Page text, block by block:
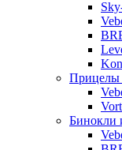
Прицелы
Бинокли